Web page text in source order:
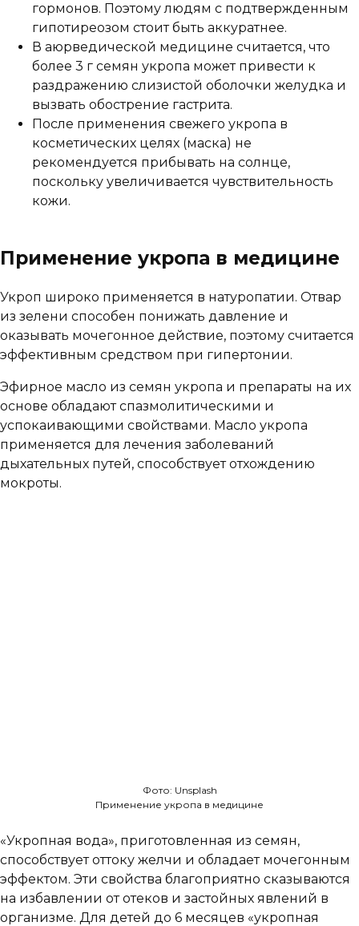
гормонов. Поэтому людям с подтвержденным
гипотиреозом стоит быть аккуратнее.
В аюрведической медицине считается, что
более 3 г семян укропа может привести к
раздражению слизистой оболочки желудка и
вызвать обострение гастрита.
После применения свежего укропа в
косметических целях (маска) не
рекомендуется прибывать на солнце,
поскольку увеличивается чувствительность
кожи.
Применение укропа в медицине
Укроп широко применяется в натуропатии. Отвар
из зелени способен понижать давление и
оказывать мочегонное действие, поэтому считается
эффективным средством при гипертонии.
Эфирное масло из семян укропа и препараты на их
основе обладают спазмолитическими и
успокаивающими свойствами. Масло укропа
применяется для лечения заболеваний
дыхательных путей, способствует отхождению
мокроты.
Фото: Unsplash
Применение укропа в медицине
«Укропная вода», приготовленная из семян,
способствует оттоку желчи и обладает мочегонным
эффектом. Эти свойства благоприятно сказываются
на избавлении от отеков и застойных явлений в
организме. Для детей до 6 месяцев «укропная